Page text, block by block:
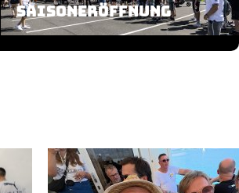
SAISONERÖFFNUNG